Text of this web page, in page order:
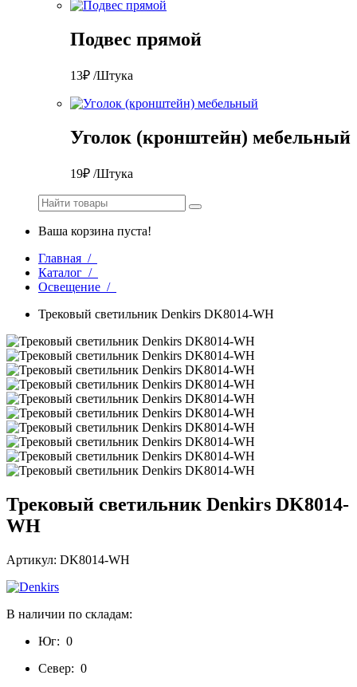
Подвес прямой
13₽ /Штука
Уголок (кронштейн) мебельный
19₽ /Штука
Ваша корзина пуста!
Главная /
Каталог /
Освещение /
Трековый светильник Denkirs DK8014-WH
Трековый светильник Denkirs DK8014-
WH
Артикул: DK8014-WH
В наличии по складам:
Юг: 0
Север: 0